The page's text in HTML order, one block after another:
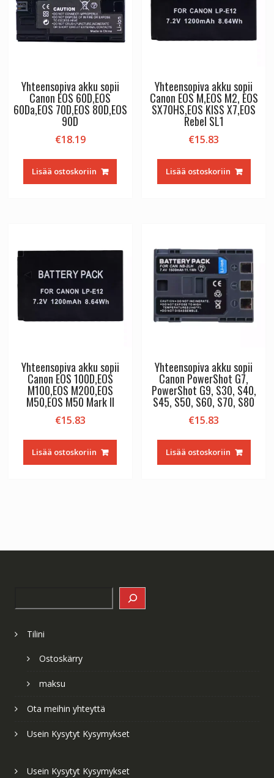
Yhteensopiva akku sopii
Canon EOS 60D,EOS
60Da,EOS 70D,EOS 80D,EOS
90D
€18.19
Lisää ostoskoriin
Yhteensopiva akku sopii
Canon EOS M,EOS M2, EOS
SX70HS,EOS KISS X7,EOS
Rebel SL1
€15.83
Lisää ostoskoriin
Yhteensopiva akku sopii
Canon EOS 100D,EOS
M100,EOS M200,EOS
M50,EOS M50 Mark II
€15.83
Lisää ostoskoriin
Yhteensopiva akku sopii
Canon PowerShot G7,
PowerShot G9, S30, S40,
S45, S50, S60, S70, S80
€15.83
Lisää ostoskoriin
Tilini
Ostoskärry
maksu
Ota meihin yhteyttä
Usein Kysytyt Kysymykset
Usein Kysytyt Kysymykset